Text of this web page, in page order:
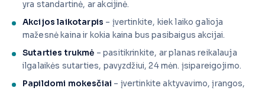
yra standartinė, ar akcijinė.
Akcijos laikotarpis – įvertinkite, kiek laiko galioja
mažesnė kaina ir kokia kaina bus pasibaigus akcijai.
Sutarties trukmė – pasitikrinkite, ar planas reikalauja
ilgalaikės sutarties, pavyzdžiui, 24 mėn. įsipareigojimo.
Papildomi mokesčiai – įvertinkite aktyvavimo, įrangos,